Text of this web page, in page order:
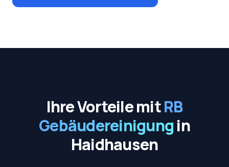
Ihre Vorteile mitRB
Gebäudereinigungin
Haidhausen